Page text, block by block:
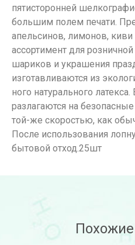
пятисторонней
большим полем печати.
апельсинов, лимонов,
ассортимент для
шариков и украшения
изготавливаются из
ного натурального
разлагаются на
той-же скоростью, как
После использования
бытовой отход.25шт